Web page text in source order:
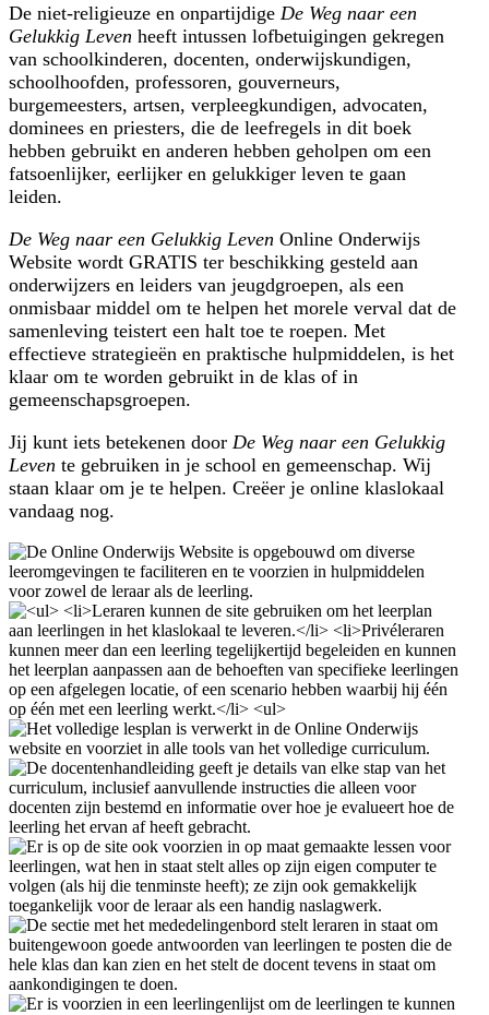
De niet-religieuze en onpartijdige De Weg naar een
Gelukkig Leven heeft intussen lofbetuigingen gekregen
van schoolkinderen, docenten, onderwijskundigen,
schoolhoofden, professoren, gouverneurs,
burgemeesters, artsen, verpleegkundigen, advocaten,
dominees en priesters, die de leefregels in dit boek
hebben gebruikt en anderen hebben geholpen om een
fatsoenlijker, eerlijker en gelukkiger leven te gaan
leiden.
De Weg naar een Gelukkig Leven Online Onderwijs
Website wordt GRATIS ter beschikking gesteld aan
onderwijzers en leiders van jeugdgroepen, als een
onmisbaar middel om te helpen het morele verval dat de
samenleving teistert een halt toe te roepen. Met
effectieve strategieën en praktische hulpmiddelen, is het
klaar om te worden gebruikt in de klas of in
gemeenschapsgroepen.
Jij kunt iets betekenen door De Weg naar een Gelukkig
Leven te gebruiken in je school en gemeenschap. Wij
staan klaar om je te helpen. Creëer je online klaslokaal
vandaag nog.